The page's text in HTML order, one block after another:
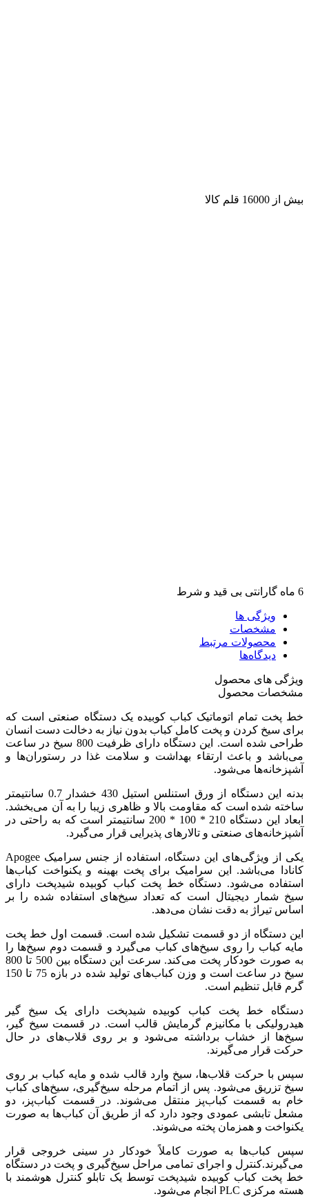
بیش از 16000 قلم کالا
6 ماه گارانتی بی قید و شرط
ویژگی ها
مشخصات
محصولات مرتبط
دیدگاه‌ها
ویژگی های محصول
مشخصات محصول
خط پخت تمام اتوماتیک کباب کوبیده یک دستگاه صنعتی است که
برای سیخ کردن و پخت کامل کباب بدون نیاز به دخالت دست انسان
طراحی شده است. این دستگاه دارای ظرفیت 800 سیخ در ساعت
می‌باشد و باعث ارتقاء بهداشت و سلامت غذا در رستوران‌ها و
آشپزخانه‌ها می‌شود.
بدنه این دستگاه از ورق استنلس استیل 430 خشدار 0.7 سانتیمتر
ساخته شده است که مقاومت بالا و ظاهری زیبا را به آن می‌بخشد.
ابعاد این دستگاه 210 * 100 * 200 سانتیمتر است که به راحتی در
آشپزخانه‌های صنعتی و تالارهای پذیرایی قرار می‌گیرد.
یکی از ویژگی‌های این دستگاه، استفاده از جنس سرامیک Apogee
کانادا می‌باشد. این سرامیک برای پخت بهینه و یکنواخت کباب‌ها
استفاده می‌شود. دستگاه خط پخت کباب کوبیده شیدپخت دارای
سیخ شمار دیجیتال است که تعداد سیخ‌های استفاده شده را بر
اساس تیراژ به دقت نشان می‌دهد.
این دستگاه از دو قسمت تشکیل شده است. قسمت اول خط پخت
مایه کباب را روی سیخ‌های کباب می‌گیرد و قسمت دوم سیخ‌ها را
به صورت خودکار پخت می‌کند. سرعت این دستگاه بین 500 تا 800
سیخ در ساعت است و وزن کباب‌های تولید شده در بازه 75 تا 150
گرم قابل تنظیم است.
دستگاه خط پخت کباب کوبیده شیدپخت دارای یک سیخ گیر
هیدرولیکی با مکانیزم گرمایش قالب است. در قسمت سیخ گیر،
سیخ‌ها از خشاب برداشته می‌شود و بر روی قلاب‌های در حال
حرکت قرار می‌گیرند.
سپس با حرکت قلاب‌ها، سیخ وارد قالب شده و مایه کباب بر روی
سیخ تزریق می‌شود. پس از اتمام مرحله سیخ‌گیری، سیخ‌های کباب
خام به قسمت کباب‌پز منتقل می‌شوند. در قسمت کباب‌پز، دو
مشعل تابشی عمودی وجود دارد که از طریق آن کباب‌ها به صورت
یکنواخت و همزمان پخته می‌شوند.
سپس کباب‌ها به صورت کاملاً خودکار در سینی خروجی قرار
می‌گیرند.کنترل و اجرای تمامی مراحل سیخ‌گیری و پخت در دستگاه
خط پخت کباب کوبیده شیدپخت توسط یک تابلو کنترل هوشمند با
هسته مرکزی PLC انجام می‌شود.